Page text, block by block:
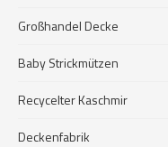
Großhandel Decke
Baby Strickmützen
Recycelter Kaschmir
Deckenfabrik